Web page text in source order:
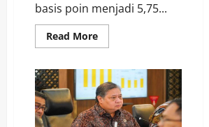
basis poin menjadi 5,75...
Read MoreRead
more
Naikkan
Suku
Bunga
Demi
Jaga
Rupiah